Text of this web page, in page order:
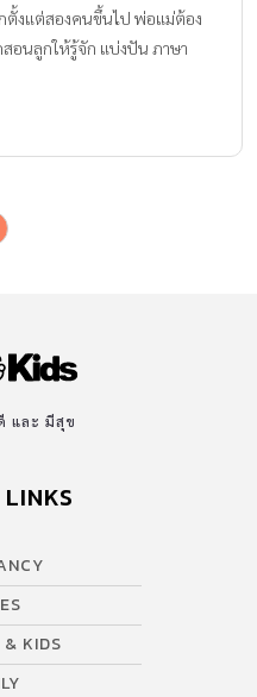
ตั้งแต่สองคนขึ้นไป พ่อแม่ต้อง
อนลูกให้รู้จัก แบ่งปัน ภาษา
ตอน แบ่งปันกันนะ กันเลยค่า
และ มีสุข
& KIDS